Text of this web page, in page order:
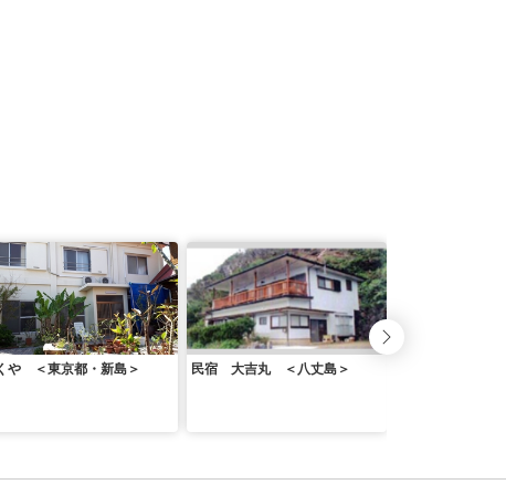
や ＜東京都・新島＞ 民宿 大吉丸 ＜八丈島＞